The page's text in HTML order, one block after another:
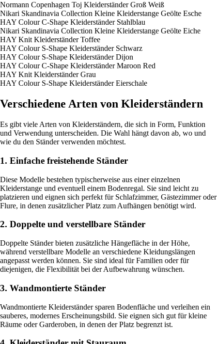
Normann Copenhagen Toj Kleiderständer Groß Weiß
Nikari Skandinavia Collection Kleine Kleiderstange Geölte Esche
HAY Colour C-Shape Kleiderständer Stahlblau
Nikari Skandinavia Collection Kleine Kleiderstange Geölte Eiche
HAY Knit Kleiderständer Toffee
HAY Colour S-Shape Kleiderständer Schwarz
HAY Colour S-Shape Kleiderständer Dijon
HAY Colour C-Shape Kleiderständer Maroon Red
HAY Knit Kleiderständer Grau
HAY Colour S-Shape Kleiderständer Eierschale
Verschiedene Arten von Kleiderständern
Es gibt viele Arten von Kleiderständern, die sich in Form, Funktion
und Verwendung unterscheiden. Die Wahl hängt davon ab, wo und
wie du den Ständer verwenden möchtest.
1. Einfache freistehende Ständer
Diese Modelle bestehen typischerweise aus einer einzelnen
Kleiderstange und eventuell einem Bodenregal. Sie sind leicht zu
platzieren und eignen sich perfekt für Schlafzimmer, Gästezimmer oder
Flure, in denen zusätzlicher Platz zum Aufhängen benötigt wird.
2. Doppelte und verstellbare Ständer
Doppelte Ständer bieten zusätzliche Hängefläche in der Höhe,
während verstellbare Modelle an verschiedene Kleidungs­längen
angepasst werden können. Sie sind ideal für Familien oder für
diejenigen, die Flexibilität bei der Aufbewahrung wünschen.
3. Wandmontierte Ständer
Wandmontierte Kleiderständer sparen Bodenfläche und verleihen ein
sauberes, modernes Erscheinungsbild. Sie eignen sich gut für kleine
Räume oder Garderoben, in denen der Platz begrenzt ist.